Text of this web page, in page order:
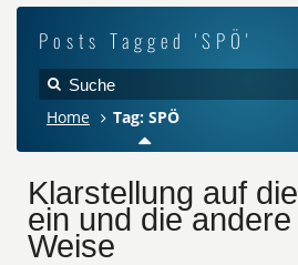
Posts Tagged 'SPÖ'
Home Tag: SPÖ
Klarstellung auf die
ein und die andere
Weise